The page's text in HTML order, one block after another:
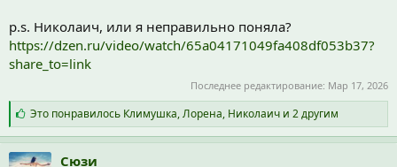
p.s. Николаич, или я неправильно поняла?
https://dzen.ru/video/watch/65a04171049fa408df053b37?
share_to=link
Последнее редактирование: Мар 17, 2026
С
и
м
п
Это понравилось Климушка,Лорена, Николаичи 2 другим
Сюзи